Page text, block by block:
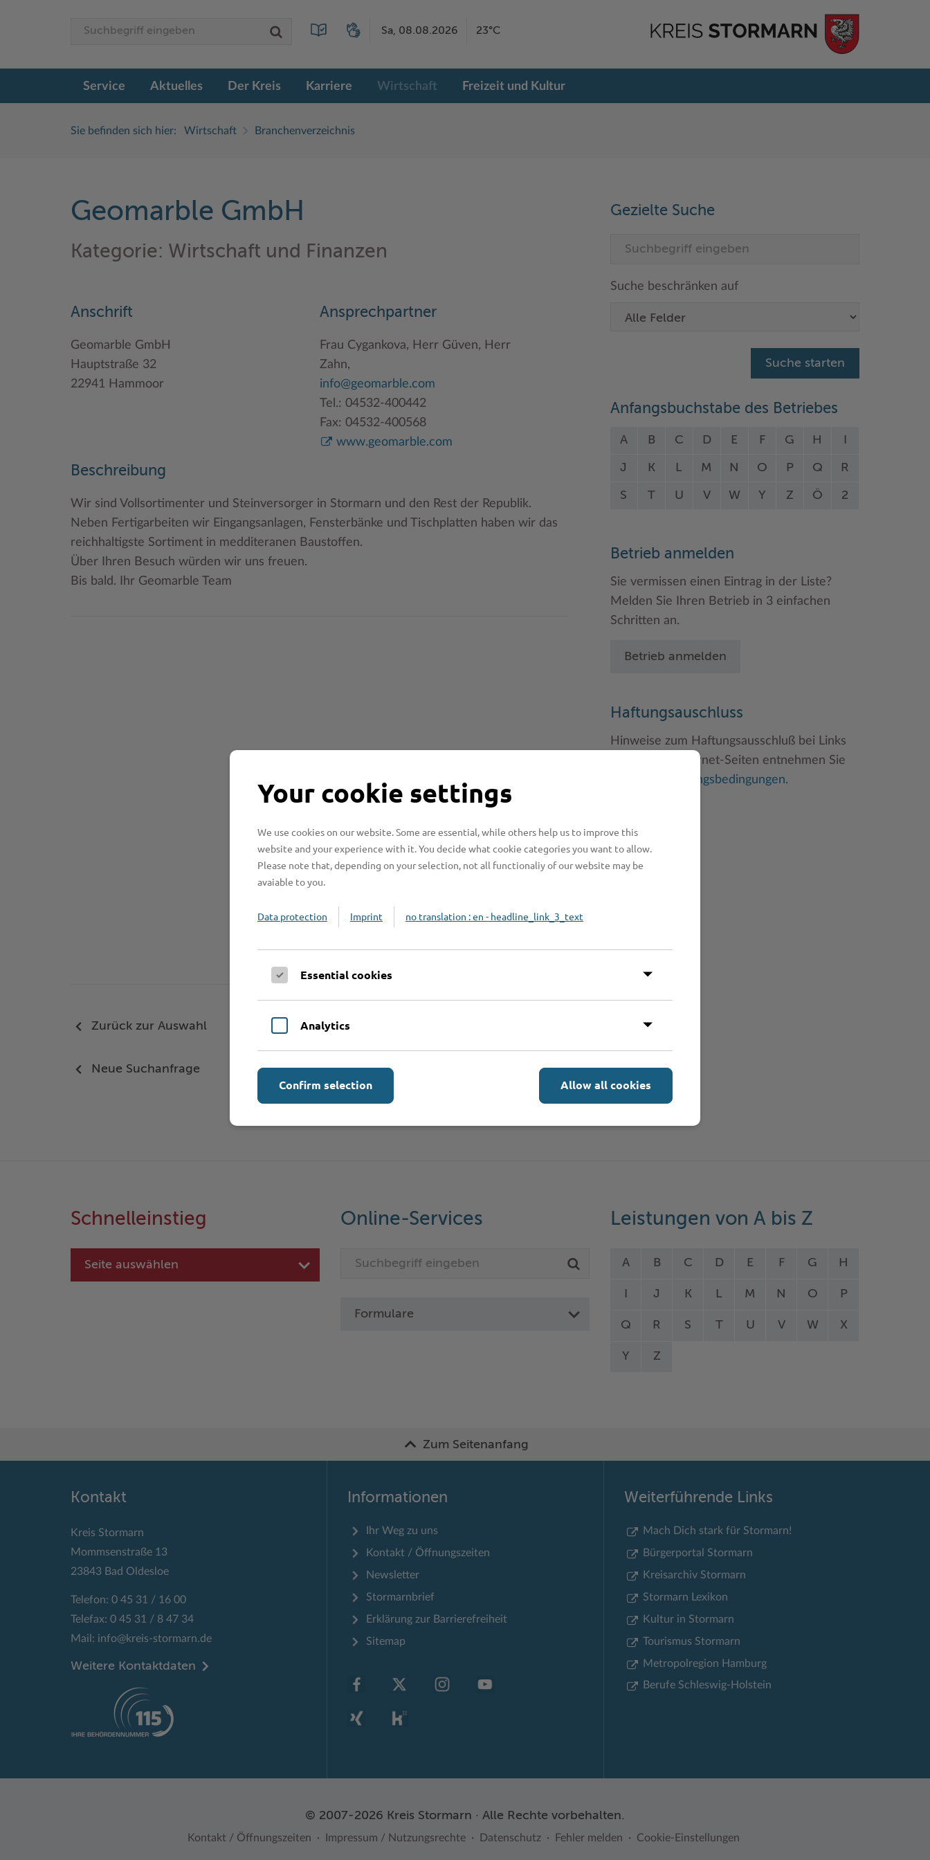
Sa, 08.08.2026 23°C
Service Aktuelles Der Kreis Karriere Wirtschaft Freizeit und Kultur
Sie befinden sich hier: Wirtschaft Branchenverzeichnis
Geomarble GmbH
Kategorie: Wirtschaft und Finanzen
Anschrift
Geomarble GmbH
Hauptstraße 32
22941 Hammoor
Ansprechpartner
Frau Cygankova, Herr Güven, Herr
Zahn,
info@geomarble.com
Tel.: 04532-400442
Fax: 04532-400568
www.geomarble.com
Beschreibung
Wir sind Vollsortimenter und Steinversorger in Stormarn und den Rest der Republik.
Neben Fertigarbeiten wir Eingangsanlagen, Fensterbänke und Tischplatten haben wir das
reichhaltigste Sortiment in medditeranen Baustoffen.
Über Ihren Besuch würden wir uns freuen.
Bis bald. Ihr Geomarble Team
Zurück zur Auswahl
Neue Suchanfrage
Gezielte Suche
Suche beschränken auf
Anfangsbuchstabe des Betriebes
A B C D E F G H
J K L M N O P Q R
S T U V W Y Z Ö 2
Betrieb anmelden
Sie vermissen einen Eintrag in der Liste?
Melden Sie Ihren Betrieb in 3 einfachen
Schritten an.
Betrieb anmelden
Haftungsauschluss
Hinweise zum Haftungsausschluß bei Links
zu anderen Internet-Seiten entnehmen Sie
Nutzungsbedingungen.
Schnelleinstieg
Seite auswählen
Online-Services
Formulare
Leistungen von A bis Z
A B C D E F G H
J K L M N O P
Q R S T U V W X
Y Z
Zum Seitenanfang
Kontakt
Kreis Stormarn
Mommsenstraße 13
23843 Bad Oldesloe
Telefon: 0 45 31 / 16 00
Telefax: 0 45 31 / 8 47 34
Mail: info@kreis-stormarn.de
Weitere Kontaktdaten
Informationen
Ihr Weg zu uns
Kontakt / Öffnungszeiten
Newsletter
Stormarnbrief
Erklärung zur Barrierefreiheit
Sitemap
Weiterführende Links
Mach Dich stark für Stormarn!
Bürgerportal Stormarn
Kreisarchiv Stormarn
Stormarn Lexikon
Kultur in Stormarn
Tourismus Stormarn
Metropolregion Hamburg
Berufe Schleswig-Holstein
© 2007-2026 Kreis Stormarn · Alle Rechte vorbehalten.
Kontakt / Öffnungszeiten Impressum / Nutzungsrechte Datenschutz Fehler melden Cookie-Einstellungen
Your cookie settings
We use cookies on our website. Some are essential, while others help us to improve this
website and your experience with it. You decide what cookie categories you want to allow.
Please note that, depending on your selection, not all functionaliy of our website may be
avaiable to you.
Data protection Imprint no translation : en - headline_link_3_text
Essential cookies
Analytics
Allow all cookies
Confirm selection